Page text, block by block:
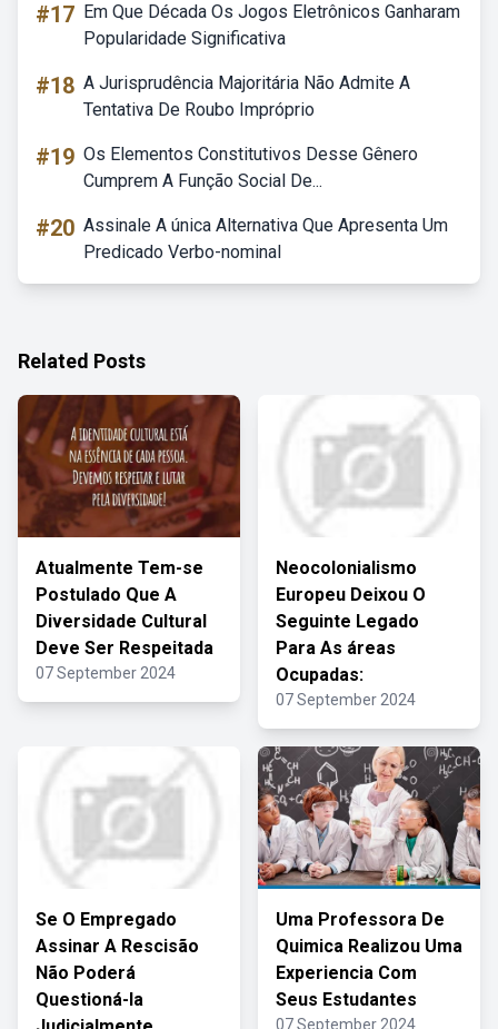
#17 Em Que Década Os Jogos Eletrônicos Ganharam
Popularidade Significativa
#18 A Jurisprudência Majoritária Não Admite A
Tentativa De Roubo Impróprio
#19 Os Elementos Constitutivos Desse Gênero
Cumprem A Função Social De...
#20 Assinale A única Alternativa Que Apresenta Um
Predicado Verbo-nominal
Related Posts
Atualmente Tem-se
Postulado Que A
Diversidade Cultural
Deve Ser Respeitada
07 September 2024
Neocolonialismo
Europeu Deixou O
Seguinte Legado
Para As áreas
Ocupadas:
07 September 2024
Se O Empregado
Assinar A Rescisão
Não Poderá
Questioná-la
Uma Professora De
Quimica Realizou Uma
Experiencia Com
Seus Estudantes
07 September 2024